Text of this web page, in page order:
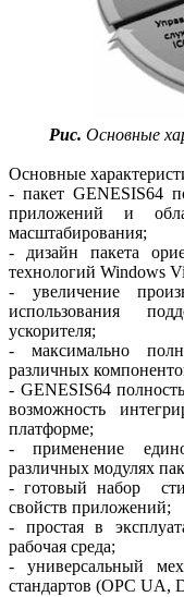
Рис. Основные
Основные
- пакет GENESIS64
приложений и
масштабирования;
- дизайн пакета
технологий Windows
- увеличение
использования
ускорителя;
- максимально
различных
- GENESIS64
возможность
платформе;
- применение
различных модулях
- готовый набор
свойств приложений;
- простая в
рабочая среда;
- универсальный
стандартов (OPC UA,